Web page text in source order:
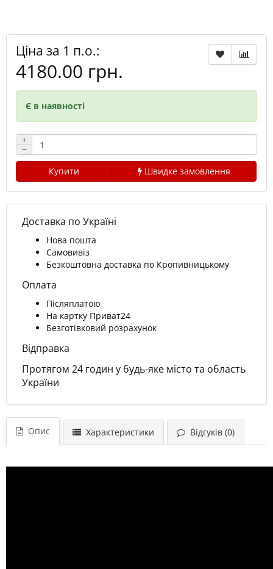
Ціна за 1 п.о.:
4180.00 грн.
Є в наявності
+
−
Купити
Швидке замовлення
Доставка по Україні
Нова пошта
Самовивіз
Безкоштовна доставка по Кропивницькому
Оплата
Післяплатою
На картку Приват24
Безготівковий розрахунок
Відправка
Протягом 24 годин у будь-яке місто та область
України
Опис Характеристики Відгуків (0)